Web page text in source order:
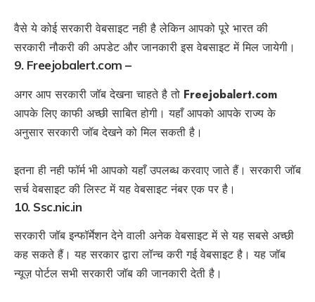
वैसे ये कोई सरकारी वेबसाइट नही है लेकिन आपको पूरे भारत की
सरकारी नौकरी की अपडेट और जानकारी इस वेबसाइट में मिल जायेगी।
9. Freejobalert.com –
अगर आप सरकारी जॉब देखना चाहते है तो Freejobalert.com
आपके लिए काफी अच्छी साबित होगी। यहाँ आपको आपके राज्य के
अनुसार सरकारी जॉब देखने को मिल सकती है।
इतना ही नही फॉर्म भी आपको यहाँ उपलब्ध करवाए जाते हैं। सरकारी जॉब
सर्च वेबसाइट की लिस्ट में यह वेबसाइट नंबर एक पर है।
10. Ssc.nic.in
सरकारी जॉब इन्फॉर्मेशन देने वाली अनेक वेबसाइट में से यह सबसे अच्छी
कह सकते हैं। यह सरकार द्वारा लॉन्च करी गई वेबसाइट है। यह जॉब
न्यूज़ पोर्टल सभी सरकारी जॉब की जानकारी देती है।